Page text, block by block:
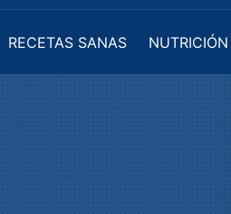
RECETAS SANAS